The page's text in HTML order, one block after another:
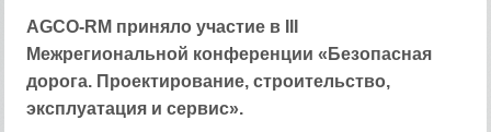
AGCO-RM приняло участие в III
Межрегиональной конференции «Безопасная
дорога. Проектирование, строительство,
эксплуатация и сервис».